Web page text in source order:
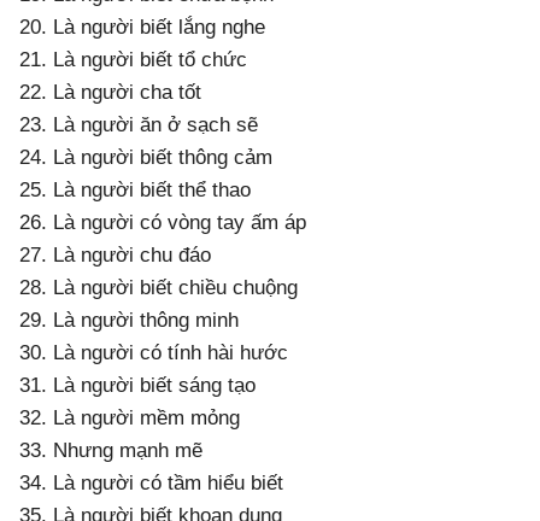
20. Là người biết lắng nghe
21. Là người biết tổ chức
22. Là người cha tốt
23. Là người ăn ở sạch sẽ
24. Là người biết thông cảm
25. Là người biết thể thao
26. Là người có vòng tay ấm áp
27. Là người chu đáo
28. Là người biết chiều chuộng
29. Là người thông minh
30. Là người có tính hài hước
31. Là người biết sáng tạo
32. Là người mềm mỏng
33. Nhưng mạnh mẽ
34. Là người có tầm hiểu biết
35. Là người biết khoan dung